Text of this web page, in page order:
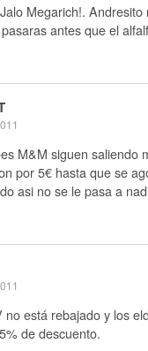
Megarich!.
antes que el
M&M siguen saliendo
por 5€ hasta que se
asi no se le pasa a
no está rebajado y los
de descuento.